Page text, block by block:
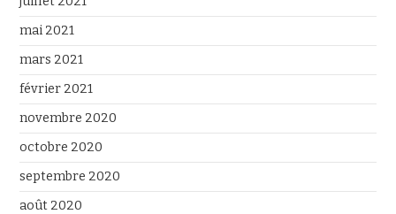
mai 2021
mars 2021
février 2021
novembre 2020
octobre 2020
septembre 2020
août 2020